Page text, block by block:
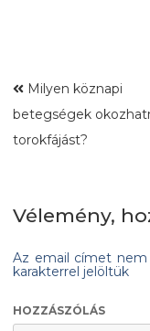
Milyen köznapi
betegségek
torokfájást?
Vélemény,
Az email címet nem
karakterrel jelöltük
HOZZÁSZÓLÁS